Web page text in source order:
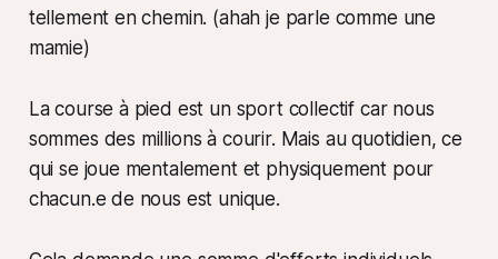
tellement en chemin. (ahah je parle comme une
mamie)
La course à pied est un sport collectif car nous
sommes des millions à courir. Mais au quotidien, ce
qui se joue mentalement et physiquement pour
chacun.e de nous est unique.